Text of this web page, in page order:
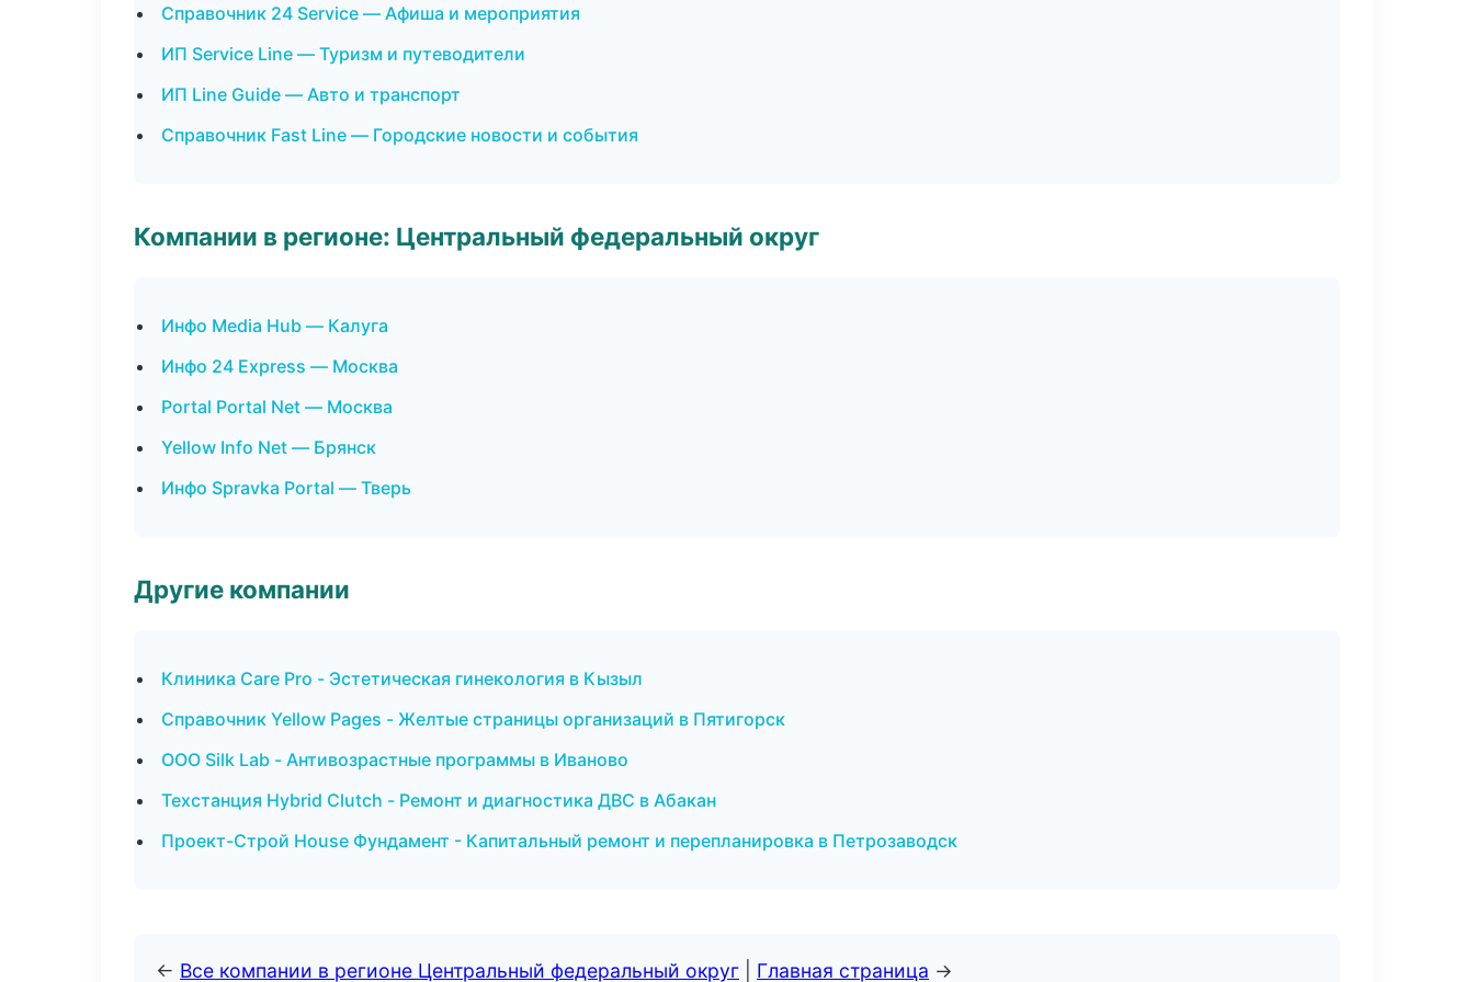
Справочник 24 Service — Афиша и мероприятия
ИП Service Line — Туризм и путеводители
ИП Line Guide — Авто и транспорт
Справочник Fast Line — Городские новости и события
Компании в регионе: Центральный федеральный округ
Инфо Media Hub — Калуга
Инфо 24 Express — Москва
Portal Portal Net — Москва
Yellow Info Net — Брянск
Инфо Spravka Portal — Тверь
Другие компании
Клиника Care Pro - Эстетическая гинекология в Кызыл
Справочник Yellow Pages - Желтые страницы организаций в Пятигорск
ООО Silk Lab - Антивозрастные программы в Иваново
Техстанция Hybrid Clutch - Ремонт и диагностика ДВС в Абакан
Проект-Строй House Фундамент - Капитальный ремонт и перепланировка в Петрозаводск
← Все компании в регионе Центральный федеральный округ Главная страница →